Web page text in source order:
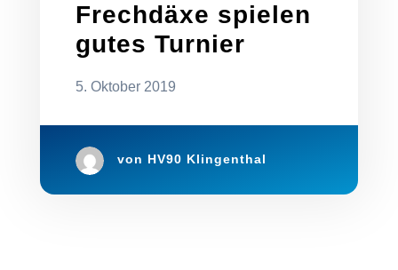
Frechdäxe spielen
gutes Turnier
5. Oktober 2019
von HV90 Klingenthal